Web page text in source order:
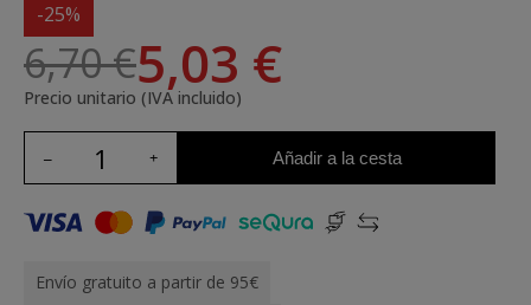
-25%
6,70 €5,03 €
Precio unitario (IVA incluido)
Añadir a la cesta
Envío gratuito a partir de 95€